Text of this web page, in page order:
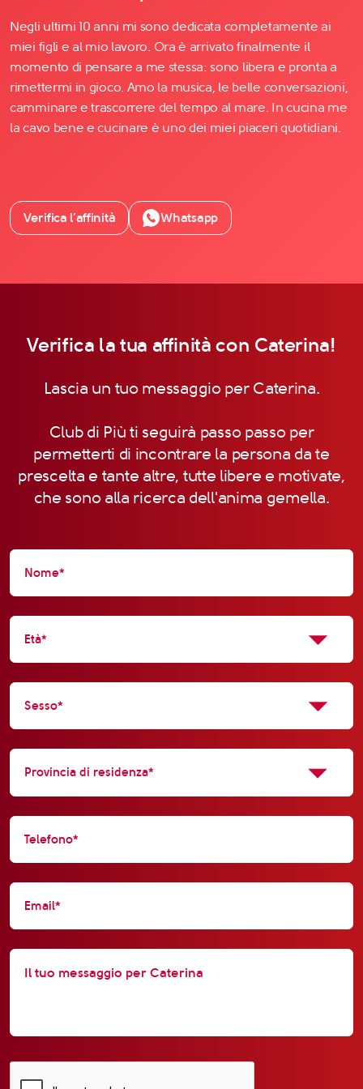
Negli ultimi 10 anni mi sono dedicata completamente ai
miei figli e al mio lavoro. Ora è arrivato finalmente il
momento di pensare a me stessa: sono libera e pronta a
rimettermi in gioco. Amo la musica, le belle conversazioni,
camminare e trascorrere del tempo al mare. In cucina me
la cavo bene e cucinare è uno dei miei piaceri quotidiani.
Verifica l’affinità Whatsapp
Verifica la tua affinità con Caterina!
Lascia un tuo messaggio per Caterina.
Club di Più ti seguirà passo passo per
permetterti di incontrare la persona da te
prescelta e tante altre, tutte libere e motivate,
che sono alla ricerca dell'anima gemella.